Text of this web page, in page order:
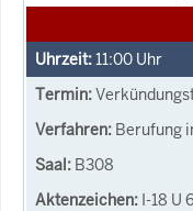
11:00 Uhr
Berufung
B308
I-18 U